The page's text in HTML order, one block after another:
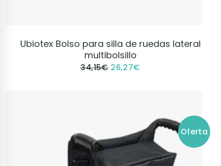
VER PRODUCTO
Ubiotex Bolso para silla de ruedas lateral
multibolsillo
34,15€ 26,27€
Oferta